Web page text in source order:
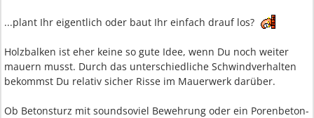
...plant Ihr eigentlich oder baut Ihr einfach drauf los?
Holzbalken ist eher keine so gute Idee, wenn Du noch weiter
mauern musst. Durch das unterschiedliche Schwindverhalten
bekommst Du relativ sicher Risse im Mauerwerk darüber.
Ob Betonsturz mit soundsoviel Bewehrung oder ein Porenbeton-